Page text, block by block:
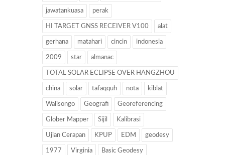
jawatankuasa perak
HI TARGET GNSS RECEIVER V100 alat
gerhana matahari cincin indonesia
2009 star almanac
TOTAL SOLAR ECLIPSE OVER HANGZHOU
china solar tafaqquh nota kiblat
Walisongo Geografi Georeferencing
Glober Mapper Sijil Kalibrasi
Ujian Cerapan KPUP EDM geodesy
1977 Virginia Basic Geodesy